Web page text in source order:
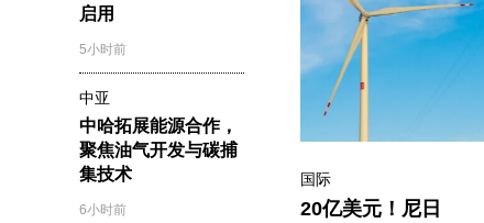
启用
5小时前
中亚
中哈拓展能源合作，
聚焦油气开发与碳捕
集技术
6小时前
国际
20亿美元！尼日